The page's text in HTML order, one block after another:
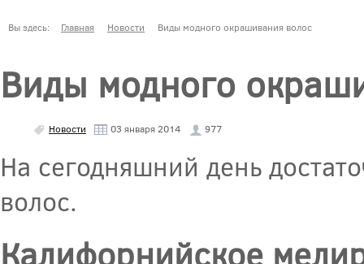
Вы здесь: Главная Новости Виды модного окрашивания волос
Виды модного
Новости 03 января 2014 977
На сегодняшний день
волос.
Калифорнийское